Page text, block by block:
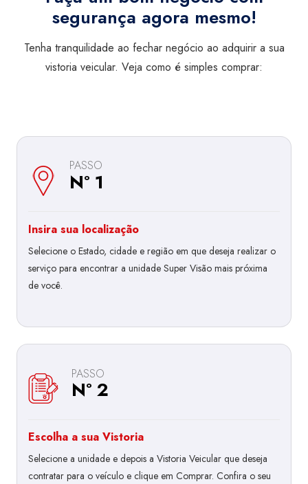
segurança agora mesmo!
Tenha tranquilidade ao fechar negócio ao adquirir a sua
vistoria veicular. Veja como é simples comprar:
PASSO
Nº 1
Insira sua localização
Selecione o Estado, cidade e região em que deseja realizar o
serviço para encontrar a unidade Super Visão mais próxima
de você.
PASSO
Nº 2
Escolha a sua Vistoria
Selecione a unidade e depois a Vistoria Veicular que deseja
contratar para o veículo e clique em Comprar. Confira o seu